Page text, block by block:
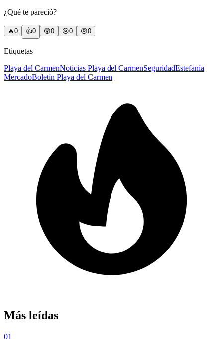
¿Qué te pareció?
🔥0 👍0 😲0 😢0 😠0
Etiquetas
Playa del CarmenNoticias Playa del CarmenSeguridadEstefanía
MercadoBoletín Playa del Carmen
Más leídas
01